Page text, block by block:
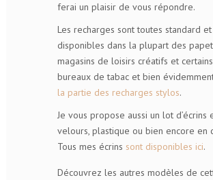
ferai un plaisir de vous répondre.
Les recharges sont toutes standard et
disponibles dans la plupart des
magasins de loisirs créatifs et certains
bureaux de tabac et bien
la partie des recharges stylos.
Je vous propose aussi un lot d’écrins
velours, plastique ou bien encore en
Tous mes écrins sont disponibles ici.
Découvrez les autres modèles de